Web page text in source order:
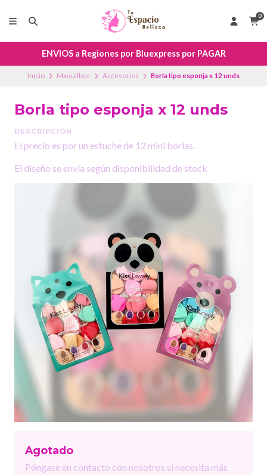
0
ENVIOS a Regiones por Bluexpress por PAGAR
Inicio Maquillaje Accesorios Borla tipo esponja x 12 unds
Borla tipo esponja x 12 unds
DESCRIPCIÓN
El precio es por un estuche de 12 mini borlas.
El diseño se envía según disponibilidad de stock
Agotado
Póngase en contacto con nosotros si necesita más